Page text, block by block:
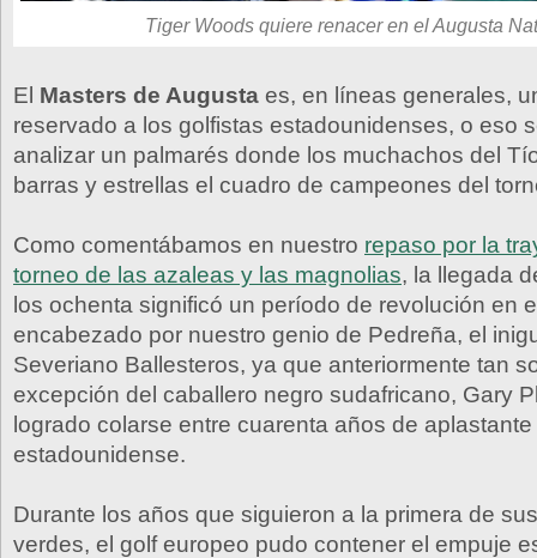
Tiger Woods quiere renacer en el Augusta
El Masters de Augusta es, en líneas generales,
reservado a los golfistas estadounidenses, o eso
analizar un palmarés donde los muchachos del
barras y estrellas el cuadro de campeones del
Como comentábamos en nuestro repaso por la
torneo de las azaleas y las magnolias, la llegada
los ochenta significó un período de revolución en
encabezado por nuestro genio de Pedreña, el
Severiano Ballesteros, ya que anteriormente tan
excepción del caballero negro sudafricano, Gary
logrado colarse entre cuarenta años de
estadounidense.
Durante los años que siguieron a la primera de
verdes, el golf europeo pudo contener el empuje